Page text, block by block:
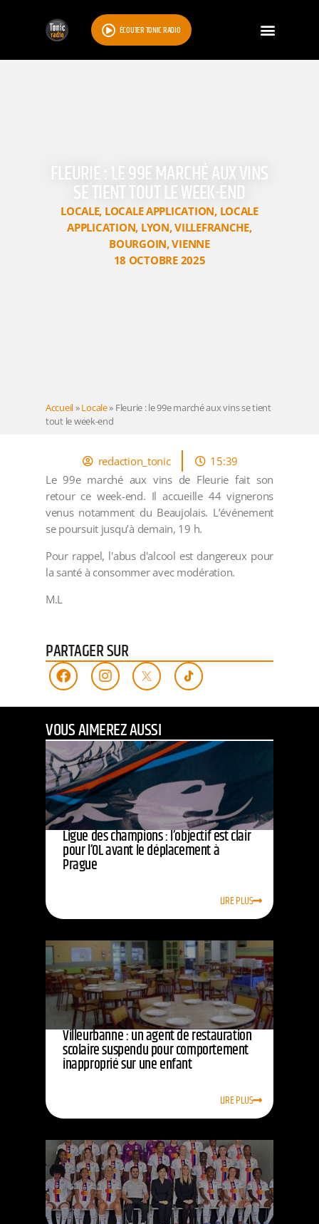
ÉCOUTER TONIC RADIO
FLEURIE : LE 99E MARCHÉ AUX VINS
SE TIENT TOUT LE WEEK-END
LOCALE, LOCALE APPLICATION, LOCALE
APPLICATION, LYON,VILLEFRANCHE,
BOURGOIN,VIENNE
18 OCTOBRE 2025
Accueil»Locale» Fleurie : le 99e marché aux vins se tient
tout le week-end
redaction_tonic
15:39
Le 99e marché aux vins de Fleurie fait son
retour ce week-end. Il accueille 44 vignerons
venus notamment du Beaujolais. L’événement
se poursuit jusqu’à demain, 19 h.
Pour rappel, l'abus d'alcool est dangereux pour
la santé à consommer avec modération.
M.L
PARTAGER SUR
VOUS AIMEREZ AUSSI
Ligue des champions : l’objectif est clair
pour l’OL avant le déplacement à
Prague
LIRE PLUS
Villeurbanne : un agent de restauration
scolaire suspendu pour comportement
inapproprié sur une enfant
LIRE PLUS